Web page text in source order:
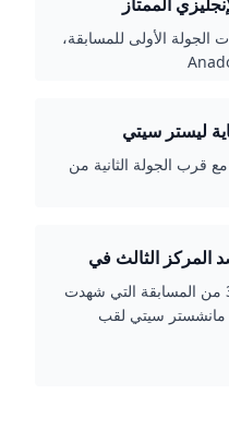
الأولى للمسابقة،
ليستر سيتي
قرب الجولة الثانية من
المركز الثالث في
اختتم الدوري الإنجليزي موسمه (الأحد) بالجولة الـ38 من المسابقة التي شهدت
مانشستر سيتي لقب